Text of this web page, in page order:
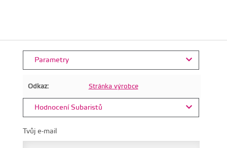
Parametry
Odkaz: Stránka výrobce
Hodnocení Subaristů
Tvůj e-mail